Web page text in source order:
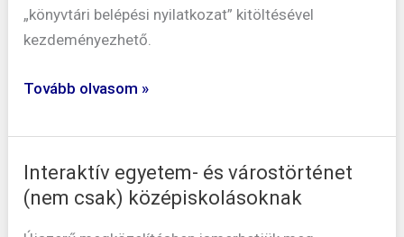
„könyvtári belépési nyilatkozat” kitöltésével
kezdeményezhető.
Tovább olvasom »
Interaktív egyetem- és várostörténet
(nem csak) középiskolásoknak
Interaktív
egyetem-